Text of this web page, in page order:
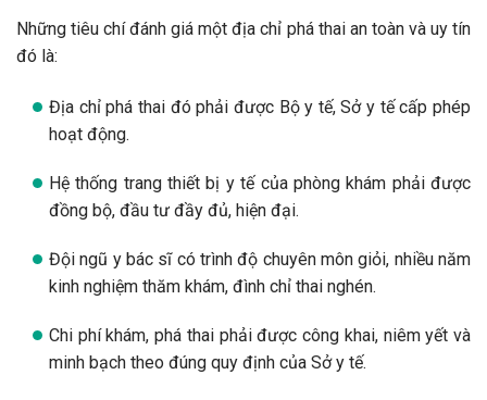
Những tiêu chí đánh giá một địa chỉ phá thai an toàn và uy tín
đó là:
Địa chỉ phá thai đó phải được Bộ y tế, Sở y tế cấp phép
hoạt động.
Hệ thống trang thiết bị y tế của phòng khám phải được
đồng bộ, đầu tư đầy đủ, hiện đại.
Đội ngũ y bác sĩ có trình độ chuyên môn giỏi, nhiều năm
kinh nghiệm thăm khám, đình chỉ thai nghén.
Chi phí khám, phá thai phải được công khai, niêm yết và
minh bạch theo đúng quy định của Sở y tế.